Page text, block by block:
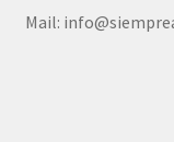
Mail: